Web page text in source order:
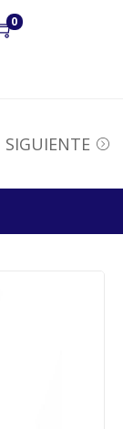
0
SIGUIENTE